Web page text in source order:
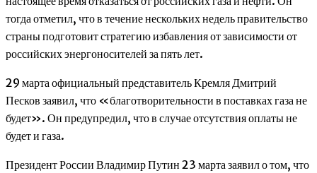
тогда отметил, что в течение нескольких недель правительство
страны подготовит стратегию избавления от зависимости от
российских энергоносителей за пять лет.
29 марта официальный представитель Кремля Дмитрий
Песков заявил, что «благотворительности в поставках газа не
будет». Он предупредил, что в случае отсутствия оплаты не
будет и газа.
Президент России Владимир Путин 23 марта заявил о том, что